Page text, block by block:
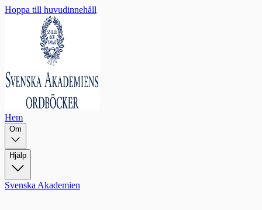
Hoppa till huvudinnehåll
Hem
Om
Hjälp
Svenska Akademien